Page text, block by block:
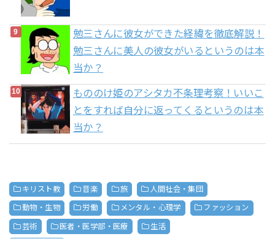
勉三さんに彼女ができた経緯を徹底解説！
勉三さんに美人の彼女がいるというのは本
当か？
もののけ姫のアシタカ不条理考察！いいこ
とをすれば自分に返ってくるというのは本
当か？
キリスト教 音楽 旅 人間社会・集団
動物・生物 労働 メンタル・心理学 ファッション
芸術 医者・医学部・医療 生活